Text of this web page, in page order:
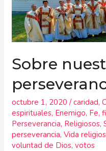
Sobre
octubre 1, 2020/caridad,
espirituales, Enemigo, Fe,
Perseverancia, Religiosos,
perseverancia,Vida
voluntad de Dios,votos
perseverancia